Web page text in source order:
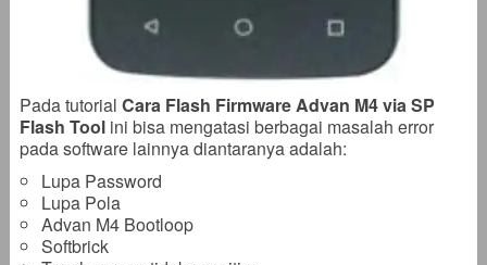
Pada tutorial Cara Flash Firmware Advan M4 via SP
Flash Toolini bisa mengatasi berbagai masalah error
pada software lainnya diantaranya adalah:
Lupa Password
Lupa Pola
Advan M4 Bootloop
Softbrick